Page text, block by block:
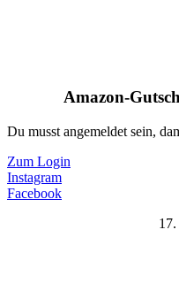
Amazon-
Du musst angemeldet sein,
Zum Login
Instagram
Facebook